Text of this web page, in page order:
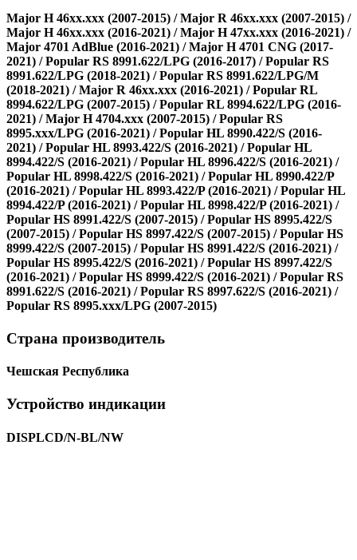
Major H 46xx.xxx (2007-2015) / Major R 46xx.xxx (2007-2015) /
Major H 46xx.xxx (2016-2021) / Major H 47xx.xxx (2016-2021) /
Major 4701 AdBlue (2016-2021) / Major H 4701 CNG (2017-
2021) / Popular RS 8991.622/LPG (2016-2017) / Popular RS
8991.622/LPG (2018-2021) / Popular RS 8991.622/LPG/M
(2018-2021) / Major R 46xx.xxx (2016-2021) / Popular RL
8994.622/LPG (2007-2015) / Popular RL 8994.622/LPG (2016-
2021) / Major H 4704.xxx (2007-2015) / Popular RS
8995.xxx/LPG (2016-2021) / Popular HL 8990.422/S (2016-
2021) / Popular HL 8993.422/S (2016-2021) / Popular HL
8994.422/S (2016-2021) / Popular HL 8996.422/S (2016-2021) /
Popular HL 8998.422/S (2016-2021) / Popular HL 8990.422/P
(2016-2021) / Popular HL 8993.422/P (2016-2021) / Popular HL
8994.422/P (2016-2021) / Popular HL 8998.422/P (2016-2021) /
Popular HS 8991.422/S (2007-2015) / Popular HS 8995.422/S
(2007-2015) / Popular HS 8997.422/S (2007-2015) / Popular HS
8999.422/S (2007-2015) / Popular HS 8991.422/S (2016-2021) /
Popular HS 8995.422/S (2016-2021) / Popular HS 8997.422/S
(2016-2021) / Popular HS 8999.422/S (2016-2021) / Popular RS
8991.622/S (2016-2021) / Popular RS 8997.622/S (2016-2021) /
Popular RS 8995.xxx/LPG (2007-2015)
Страна производитель
Чешская Республика
Устройство индикации
DISPLCD/N-BL/NW